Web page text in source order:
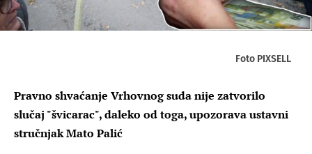
Foto PIXSELL
Pravno shvaćanje Vrhovnog suda nije zatvorilo
slučaj "švicarac", daleko od toga, upozorava ustavni
stručnjak Mato Palić